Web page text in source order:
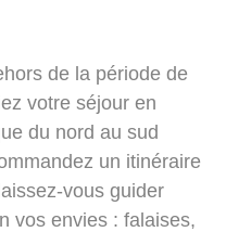
de la période de
votre séjour en
du nord au sud
un itinéraire
vous guider
vos envies : falaises,